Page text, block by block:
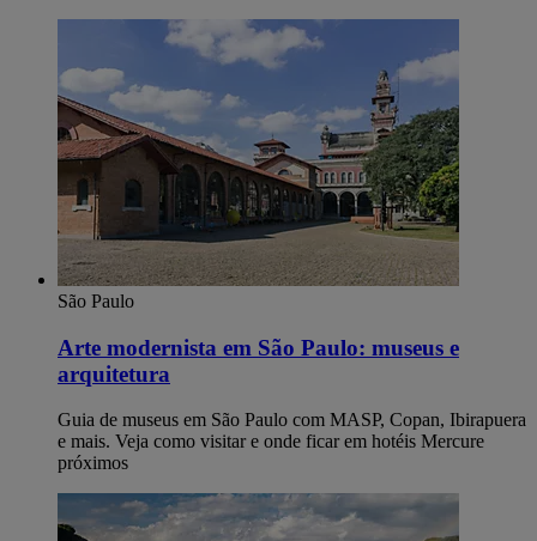
São Paulo
Arte modernista em São Paulo: museus e
arquitetura
Guia de museus em São Paulo com MASP, Copan, Ibirapuera
e mais. Veja como visitar e onde ficar em hotéis Mercure
próximos